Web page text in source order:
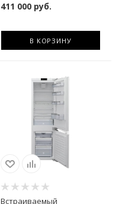
411 000руб.
В КОРЗИНУ
Встраиваемый